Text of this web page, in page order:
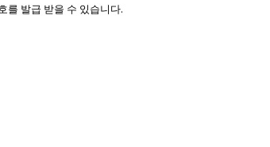
를 발급 받을 수 있습니다.